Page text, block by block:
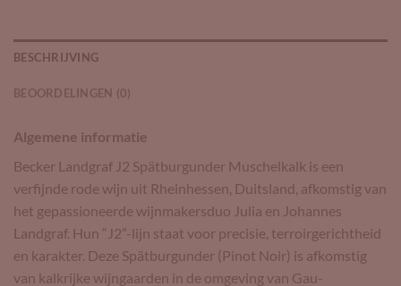
BESCHRIJVING
BEOORDELINGEN (0)
Algemene informatie
Becker Landgraf J2 Spätburgunder Muschelkalk is een
verfijnde rode wijn uit Rheinhessen, Duitsland, afkomstig van
het gepassioneerde wijnmakersduo Julia en Johannes
Landgraf. Hun “J2”-lijn staat voor precisie, terroirgerichtheid
en karakter. Deze Spätburgunder (Pinot Noir) is afkomstig
van kalkrijke wijngaarden in de omgeving van Gau-